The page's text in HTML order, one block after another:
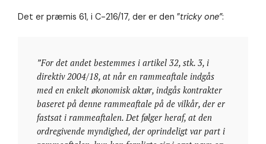
Det er præmis 61, i C-216/17, der er den ”tricky one”:
”For det andet bestemmes i artikel 32, stk. 3, i
direktiv 2004/18, at når en rammeaftale indgås
med en enkelt økonomisk aktør, indgås kontrakter
baseret på denne rammeaftale på de vilkår, der er
fastsat i rammeaftalen. Det følger heraf, at den
ordregivende myndighed, der oprindeligt var part i